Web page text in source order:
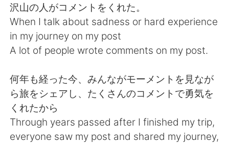
沢山の人がコメントをくれた。
When I talk about sadness or hard experience
in my journey on my post
A lot of people wrote comments on my post.
何年も経った今、みんながモーメントを見なが
ら旅をシェアし、たくさんのコメントで勇気を
くれたから
Through years passed after I finished my trip,
everyone saw my post and shared my journey,